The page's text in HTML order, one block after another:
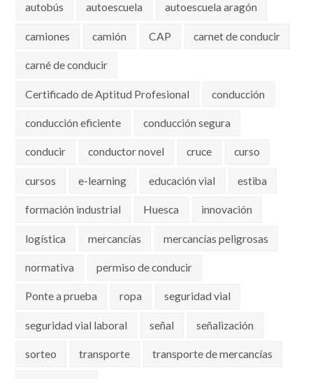
autobús autoescuela autoescuela aragón
camiones camión CAP carnet de conducir
carné de conducir
Certificado de Aptitud Profesional conducción
conducción eficiente conducción segura
conducir conductor novel cruce curso
cursos e-learning educación vial estiba
formación industrial Huesca innovación
logística mercancías mercancías peligrosas
normativa permiso de conducir
Ponte a prueba ropa seguridad vial
seguridad vial laboral señal señalización
sorteo transporte transporte de mercancías